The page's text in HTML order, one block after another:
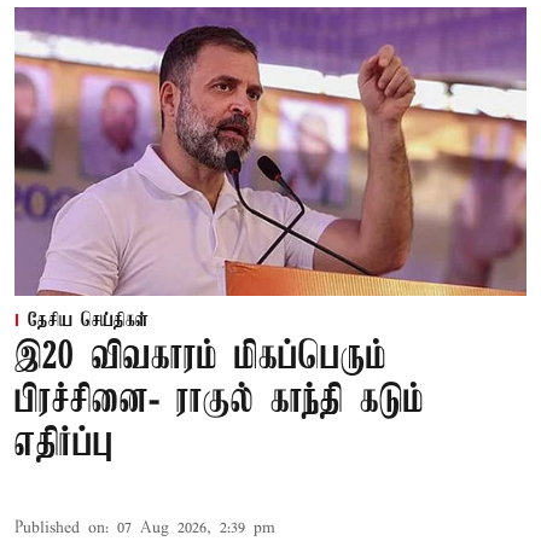
தேசிய செய்திகள்
இ20 விவகாரம் மிகப்பெரும்
பிரச்சினை- ராகுல் காந்தி கடும்
எதிர்ப்பு
Published on: 07 Aug 2026, 2:39 pm